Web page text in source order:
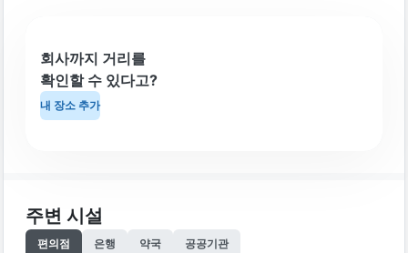
회사까지 거리를
확인할 수 있다고?
내 장소 추가
주변 시설
편의점 은행 약국 공공기관